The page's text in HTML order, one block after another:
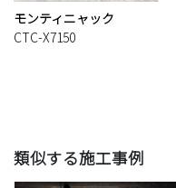
モンティニャック
CTC-X7150
類似する施工事例